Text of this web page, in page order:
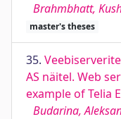
Brahmbhatt,
master's theses
35.
AS näitel. Web
example of Telia
Budarina,